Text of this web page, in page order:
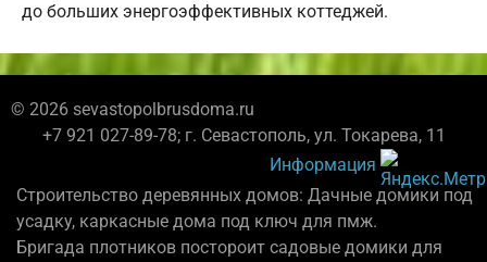
до больших энергоэффективных коттеджей.
© 2026 sevastopolbrusdoma.ru
+7 921 027-89-78; г. Севастополь, ул. Токарева, 11
Информация
Строительство деревянных домов: Дачные домики под
усадку, каркасные дома под ключ для пмж.
Бригада плотников постороит садовые домики для